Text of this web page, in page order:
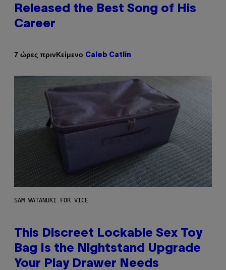
Released the Best Song of His
Career
7 ώρες πρινΚείμενο Caleb Catlin
SAM WATANUKI FOR VICE
This Discreet Lockable Sex Toy
Bag Is the Nightstand Upgrade
Your Play Drawer Needs